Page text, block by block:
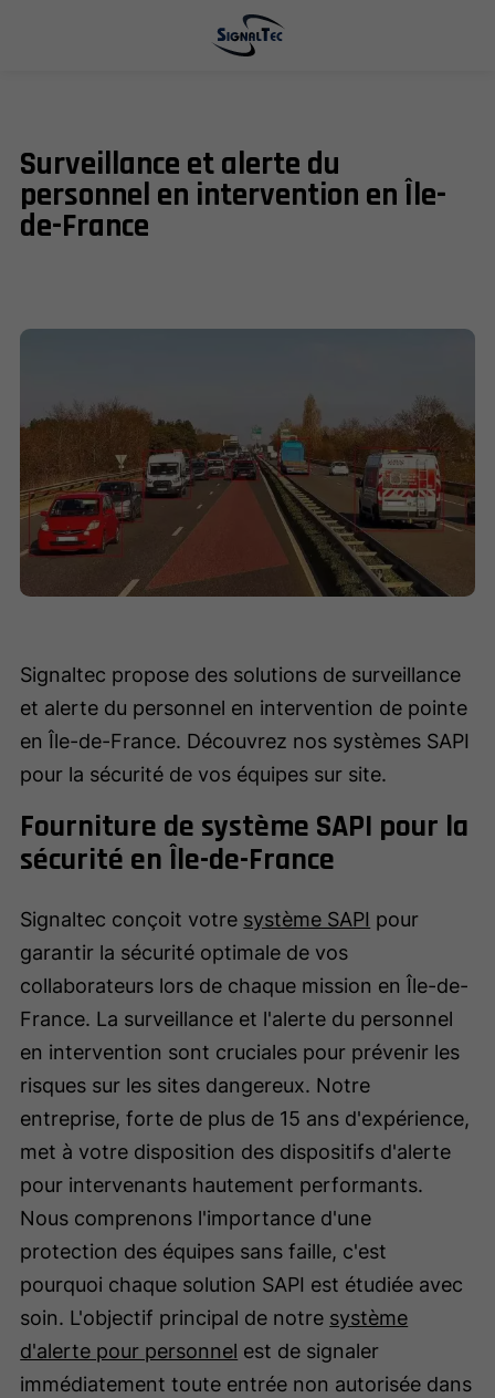
Surveillance et alerte du
personnel en intervention en Île-
de-France
Signaltec propose des solutions de surveillance
et alerte du personnel en intervention de pointe
en Île-de-France. Découvrez nos systèmes SAPI
pour la sécurité de vos équipes sur site.
Fourniture de système SAPI pour la
sécurité en Île-de-France
Signaltec conçoit votre système SAPI pour
garantir la sécurité optimale de vos
collaborateurs lors de chaque mission en Île-de-
France. La surveillance et l'alerte du personnel
en intervention sont cruciales pour prévenir les
risques sur les sites dangereux. Notre
entreprise, forte de plus de 15 ans d'expérience,
met à votre disposition des dispositifs d'alerte
pour intervenants hautement performants.
Nous comprenons l'importance d'une
protection des équipes sans faille, c'est
pourquoi chaque solution SAPI est étudiée avec
soin. L'objectif principal de notre système
d'alerte pour personnel est de signaler
immédiatement toute entrée non autorisée dans